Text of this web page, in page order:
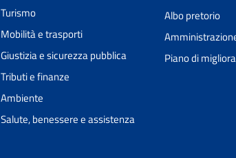
Turismo
Mobilità e trasporti
Giustizia e sicurezza pubblica
Tributi e finanze
Ambiente
Salute, benessere e assistenza
Albo pretorio
Piano di